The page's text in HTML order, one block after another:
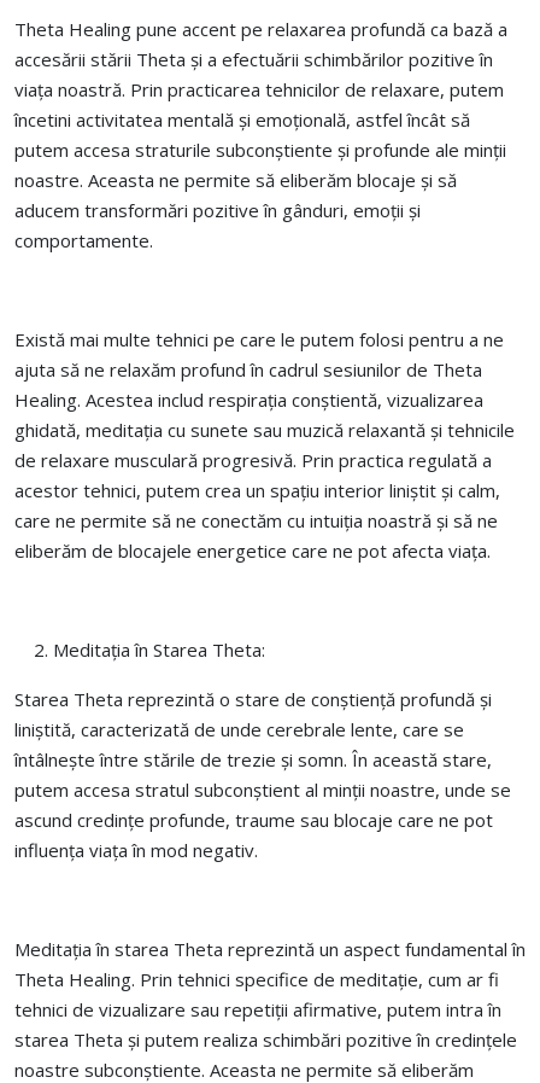
Theta Healing pune accent pe relaxarea profundă ca bază a
accesării stării Theta și a efectuării schimbărilor pozitive în
viața noastră. Prin practicarea tehnicilor de relaxare, putem
încetini activitatea mentală și emoțională, astfel încât să
putem accesa straturile subconștiente și profunde ale minții
noastre. Aceasta ne permite să eliberăm blocaje și să
aducem transformări pozitive în gânduri, emoții și
comportamente.
Există mai multe tehnici pe care le putem folosi pentru a ne
ajuta să ne relaxăm profund în cadrul sesiunilor de Theta
Healing. Acestea includ respirația conștientă, vizualizarea
ghidată, meditația cu sunete sau muzică relaxantă și tehnicile
de relaxare musculară progresivă. Prin practica regulată a
acestor tehnici, putem crea un spațiu interior liniștit și calm,
care ne permite să ne conectăm cu intuiția noastră și să ne
eliberăm de blocajele energetice care ne pot afecta viața.
Meditația în Starea Theta:
Starea Theta reprezintă o stare de conștiență profundă și
liniștită, caracterizată de unde cerebrale lente, care se
întâlnește între stările de trezie și somn. În această stare,
putem accesa stratul subconștient al minții noastre, unde se
ascund credințe profunde, traume sau blocaje care ne pot
influența viața în mod negativ.
Meditația în starea Theta reprezintă un aspect fundamental în
Theta Healing. Prin tehnici specifice de meditație, cum ar fi
tehnici de vizualizare sau repetiții afirmative, putem intra în
starea Theta și putem realiza schimbări pozitive în credințele
noastre subconștiente. Aceasta ne permite să eliberăm